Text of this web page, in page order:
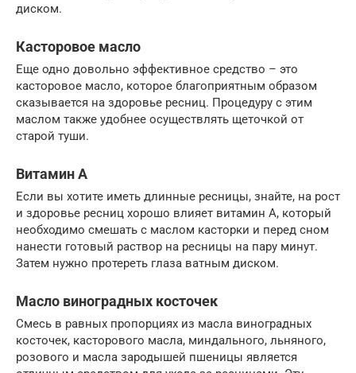
диском.
Касторовое масло
Еще одно довольно эффективное средство – это
касторовое масло, которое благоприятным образом
сказывается на здоровье ресниц. Процедуру с этим
маслом также удобнее осуществлять щеточкой от
старой туши.
Витамин А
Если вы хотите иметь длинные ресницы, знайте, на рост
и здоровье ресниц хорошо влияет витамин А, который
необходимо смешать с маслом касторки и перед сном
нанести готовый раствор на ресницы на пару минут.
Затем нужно протереть глаза ватным диском.
Масло виноградных косточек
Смесь в равных пропорциях из масла виноградных
косточек, касторового масла, миндального, льняного,
розового и масла зародышей пшеницы является